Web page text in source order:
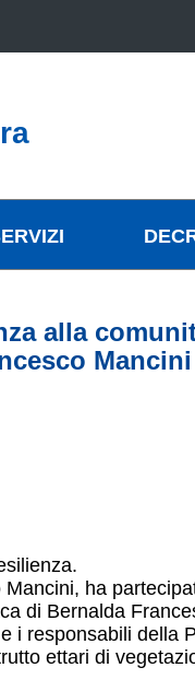
alla
Mancini
ha
di Bernalda
i responsabili della
ettari di